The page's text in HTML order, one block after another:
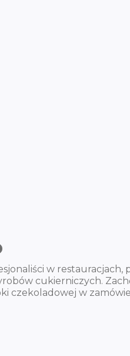
w
cukierniczych.
czekoladowej w